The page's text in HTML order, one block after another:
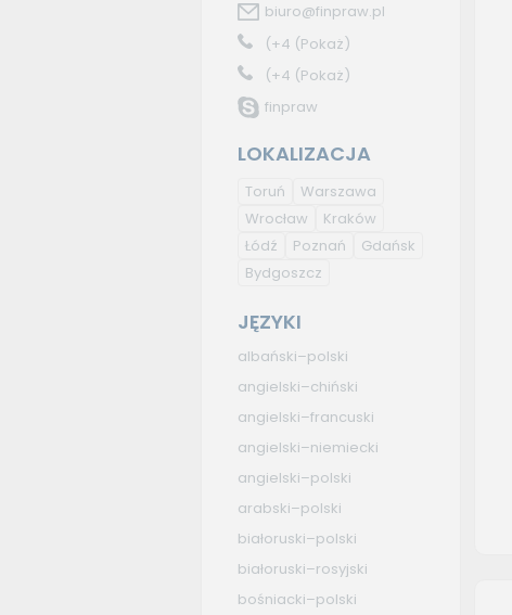
biuro@finpraw.pl
(+4 (Pokaż)
(+4 (Pokaż)
finpraw
LOKALIZACJA
Toruń
Warszawa
Wrocław
Kraków
Łódź
Poznań
Gdańsk
Bydgoszcz
JĘZYKI
albański–polski
angielski–chiński
angielski–francuski
angielski–niemiecki
angielski–polski
arabski–polski
białoruski–polski
białoruski–rosyjski
bośniacki–polski